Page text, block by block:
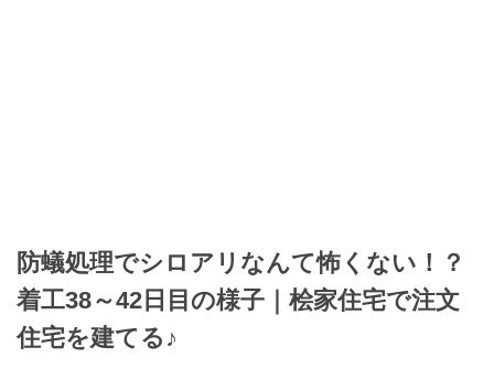
防蟻処理でシロアリなんて怖くない！？
着工38～42日目の様子｜桧家住宅で注文
住宅を建てる♪